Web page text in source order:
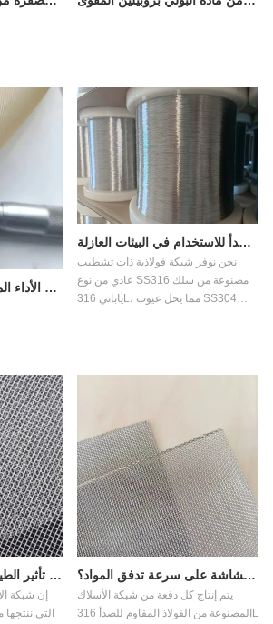
معايير اختبار الأداء الميكانيكي والبيئي لشبكة PPS المنسوجة
شبكة من الفولاذ المقاوم للصدأ للاستخدام في البيئات العازلة
نحن نوفر شبكة فولاذية ذات تشطيب
عادي من نوع SS316 مصنوعة من سلك
ياباني 316L، مما يحل عيوب SS304
هل يمكن لشبكة الفولاذ المقاوم للصدأ أن تتحمل تأثير الطين على المدى الطويل؟
إن شبكة
هل تؤثر زاوية إمالة الشاشة على سرعة تدفق المواد؟
يتم إنتاج كل دفعة من شبكة الأسلاك
المصنوعة من الفولاذ المقاوم للصدأ 316L